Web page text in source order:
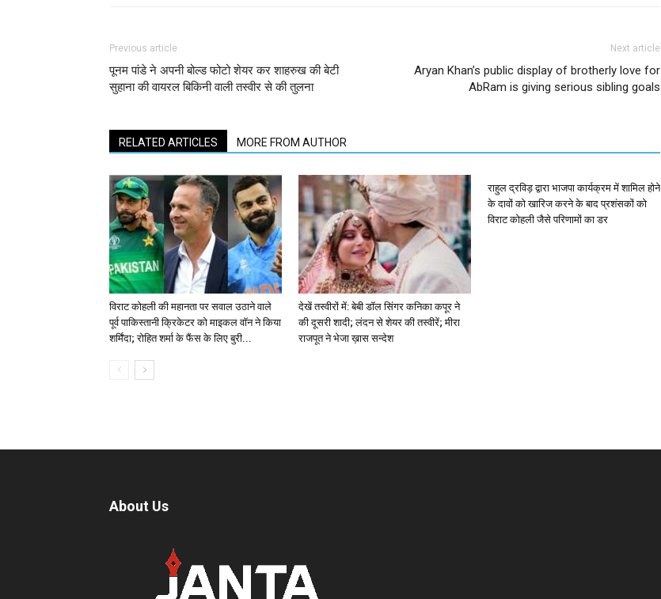
Previous article
पूनम पांडे ने अपनी बोल्ड फोटो शेयर कर शाहरुख की बेटी
सुहाना की वायरल बिकिनी वाली तस्वीर से की तुलना
Next article
Aryan Khan’s public display of brotherly love for
AbRam is giving serious sibling goals
RELATED ARTICLES MORE FROM AUTHOR
विराट कोहली की महानता पर सवाल उठाने वाले
पूर्व पाकिस्तानी क्रिकेटर को माइकल वॉन ने किया
शर्मिंदा; रोहित शर्मा के फैंस के लिए बुरी...
देखें तस्वीरों में: बेबी डॉल सिंगर कनिका कपूर ने
की दूसरी शादी; लंदन से शेयर की तस्वीरें; मीरा
राजपूत ने भेजा ख़ास सन्देश
राहुल द्रविड़ द्वारा भाजपा कार्यक्रम में शामिल होने
के दावों को खारिज करने के बाद प्रशंसकों को
विराट कोहली जैसे परिणामों का डर
About Us